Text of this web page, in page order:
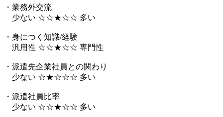
・業務外交流
少ない ☆☆★☆☆ 多い
・身につく知識/経験
汎用性 ☆☆★☆☆ 専門性
・派遣先企業社員との関わり
少ない ☆★☆☆☆ 多い
・派遣社員比率
少ない ☆☆★☆☆ 多い